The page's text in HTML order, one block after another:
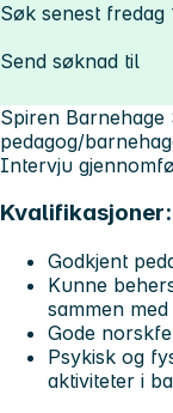
Søk senest fredag
Send søknad til
Spiren
pedagog/
Intervju
Kvalifikasjoner:
Godkjent
Kunne
sammen
Gode
Psykisk og
aktiviteter i